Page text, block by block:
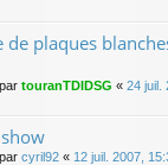
de plaques
touranTDIDSG « 24 juil.
cyril92 « 12 juil. 2007,